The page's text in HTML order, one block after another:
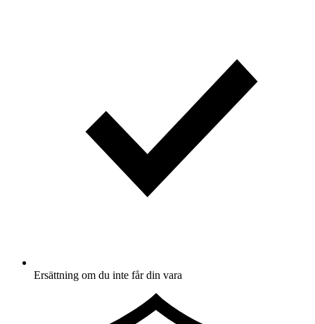
Ersättning om du inte får din vara